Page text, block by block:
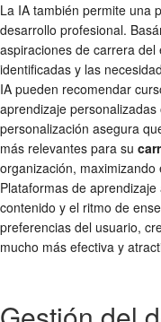
La IA también permite una
desarrollo profesional.
aspiraciones de carrera
identificadas y las
IA pueden recomendar
aprendizaje
personalización asegura
más relevantes para su
organización,
Plataformas de
contenido y el ritmo de
preferencias del usuario,
mucho más efectiva y